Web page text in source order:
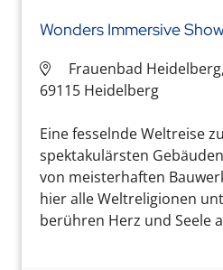
Wonders Immersive
Frauenbad
69115 Heidelberg
Eine fesselnde Weltreise
spektakulärsten
von meisterhaften
hier alle Weltreligionen
berühren Herz und Seele